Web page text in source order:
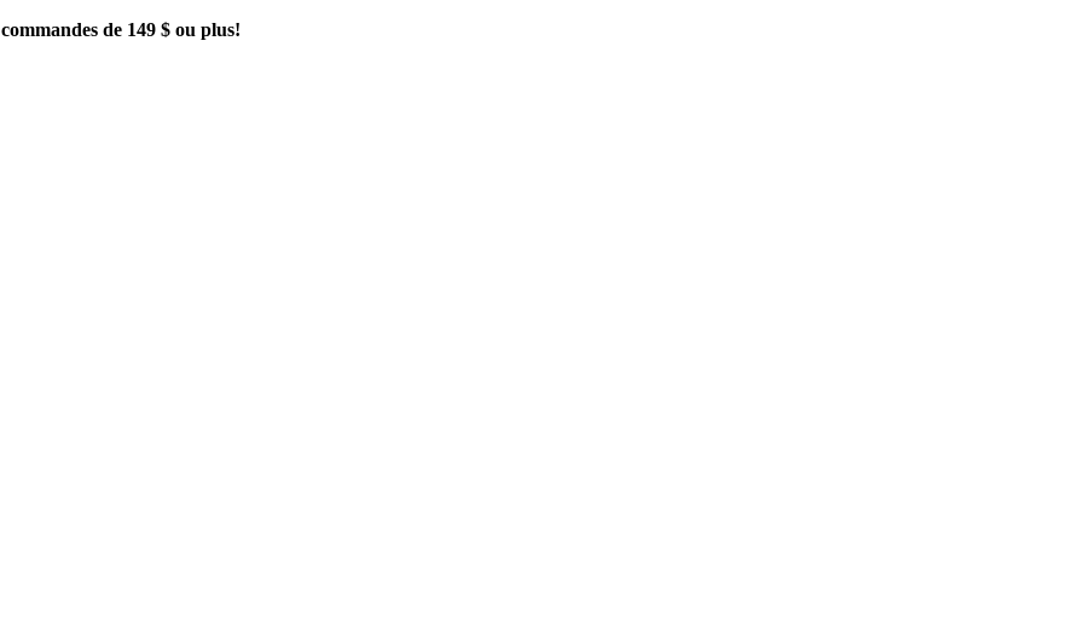
de 149 $ ou plus!